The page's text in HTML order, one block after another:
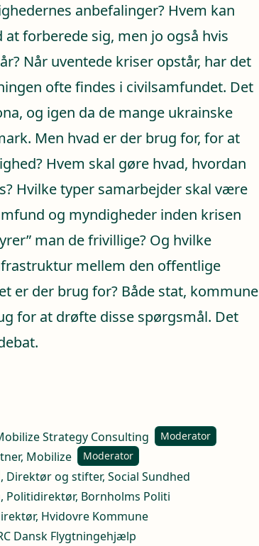
anbefalinger? Hvem kan
forberede sig, men jo også hvis
Når uventede kriser opstår, har det
ofte findes i civilsamfundet. Det
og igen da de mange ukrainske
Men hvad er der brug for, for at
Hvem skal gøre hvad, hvordan
Hvilke typer samarbejder skal være
og myndigheder inden krisen
man de frivillige? Og hvilke
mellem den offentlige
er der brug for? Både stat, kommune
for at drøfte disse spørgsmål. Det
Strategy Consulting Moderator
Mobilize Moderator
, Direktør og stifter, Social Sundhed
, Politidirektør, Bornholms Politi
Hvidovre Kommune
Dansk Flygtningehjælp